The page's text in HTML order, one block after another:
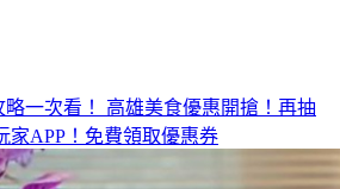
一次看！ 高雄美食優惠開搶！再抽
家APP！免費領取優惠券